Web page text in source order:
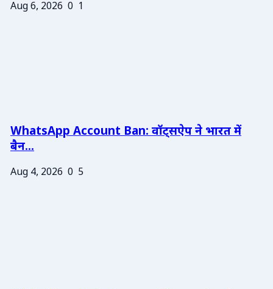
Aug 6, 2026 0 1
WhatsApp Account Ban: वॉट्सऐप ने भारत में
बैन...
Aug 4, 2026 0 5